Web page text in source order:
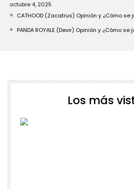
octubre 4, 2025
CATHOOD (Zacatrus) Opinión y ¿Cómo se
PANDA ROYALE (Devir) Opinión y ¿Cómo se
Los más